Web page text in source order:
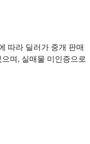
따라 딜러가 중개 판매
며, 실매물 미인증으로